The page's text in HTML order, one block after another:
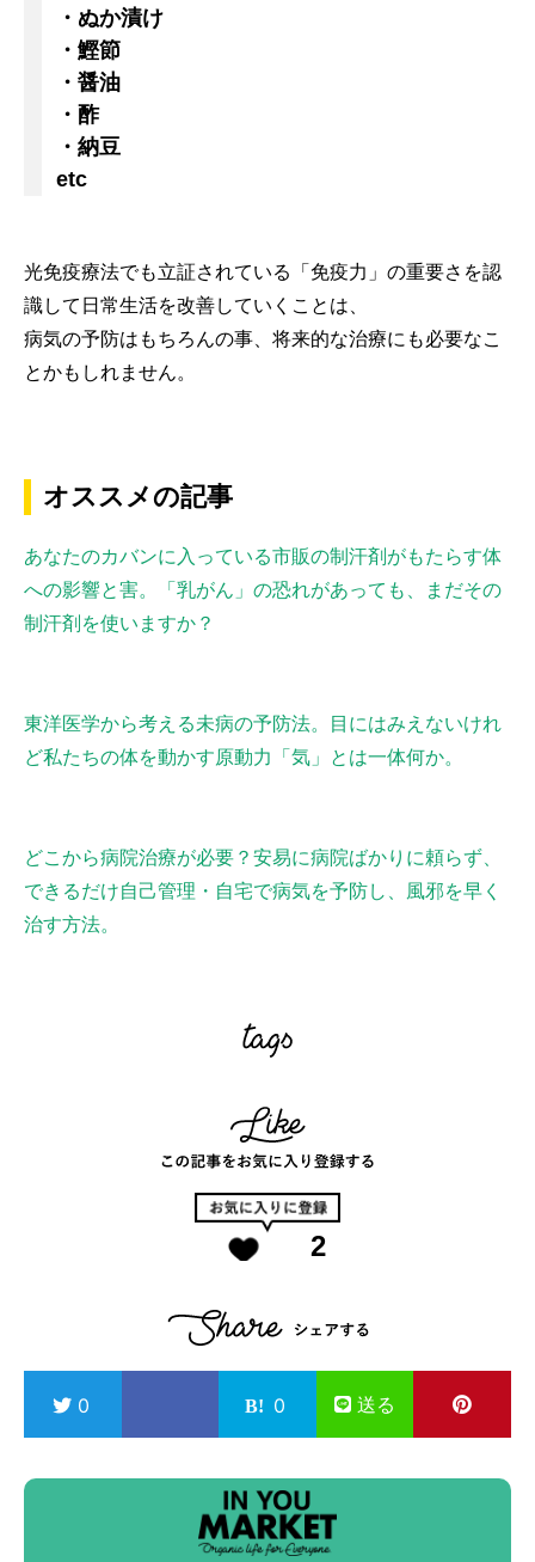
・ぬか漬け
・鰹節
・醤油
・酢
・納豆
etc
光免疫療法でも立証されている「免疫力」の重要さを認
識して日常生活を改善していくことは、
病気の予防はもちろんの事、将来的な治療にも必要なこ
とかもしれません。
オススメの記事
あなたのカバンに入っている市販の制汗剤がもたらす体
への影響と害。「乳がん」の恐れがあっても、まだその
制汗剤を使いますか？
東洋医学から考える未病の予防法。目にはみえないけれ
ど私たちの体を動かす原動力「気」とは一体何か。
どこから病院治療が必要？安易に病院ばかりに頼らず、
できるだけ自己管理・自宅で病気を予防し、風邪を早く
治す方法。
2
0 0 送る